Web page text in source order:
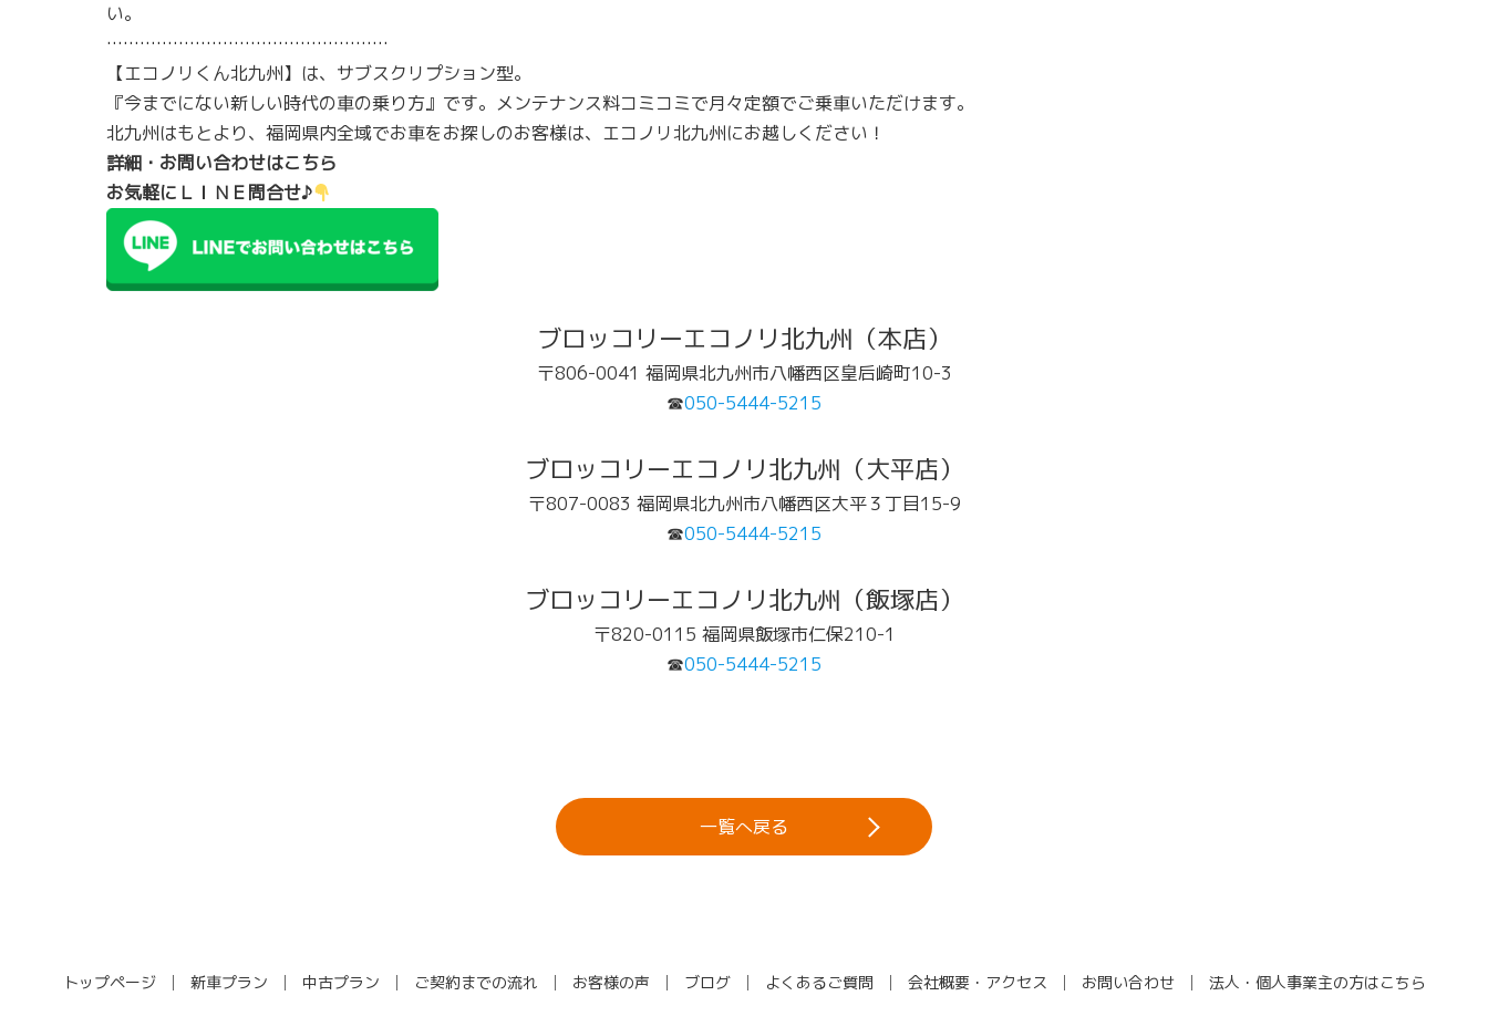
い。
……………………………………………
【エコノリくん北九州】は、サブスクリプション型。
『今までにない新しい時代の車の乗り方』です。メンテナンス料コミコミで月々定額でご乗車いただけます。
北九州はもとより、福岡県内全域でお車をお探しのお客様は、エコノリ北九州にお越しください！
詳細・お問い合わせはこちら
お気軽にＬＩＮＥ問合せ♪
ブロッコリーエコノリ北九州（本店）
〒806-0041 福岡県北九州市八幡西区皇后崎町10-3
☎050-5444-5215
ブロッコリーエコノリ北九州（大平店）
〒807-0083 福岡県北九州市八幡西区大平３丁目15-9
☎050-5444-5215
ブロッコリーエコノリ北九州（飯塚店）
〒820-0115 福岡県飯塚市仁保210-1
☎050-5444-5215
一覧へ戻る
トップページ 新車プラン 中古プラン ご契約までの流れ お客様の声 ブログ よくあるご質問 会社概要・アクセス お問い合わせ 法人・個人事業主の方はこちら